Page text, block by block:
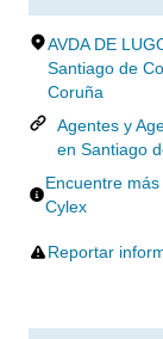
AVDA DE
Santiago de
Coruña
Agentes y
en Santiago
Encuentre
Cylex
Reportar